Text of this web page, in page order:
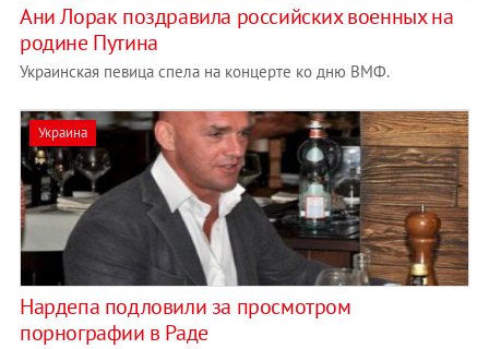
Ани Лорак поздравила российских военных на
родине Путина
Украинская певица спела на концерте ко дню ВМФ.
Украина
Нардепа подловили за просмотром
порнографии в Раде